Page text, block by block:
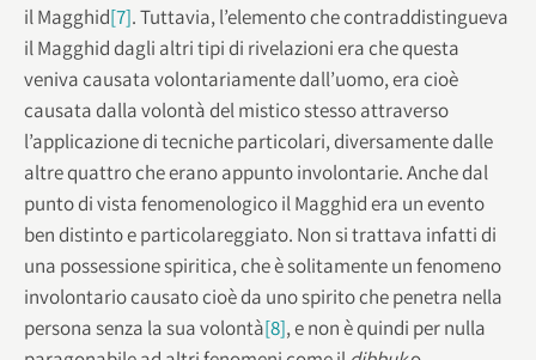
il Magghid[7]. Tuttavia, l’elemento che contraddistingueva
il Magghid dagli altri tipi di rivelazioni era che questa
veniva causata volontariamente dall’uomo, era cioè
causata dalla volontà del mistico stesso attraverso
l’applicazione di tecniche particolari, diversamente dalle
altre quattro che erano appunto involontarie. Anche dal
punto di vista fenomenologico il Magghid era un evento
ben distinto e particolareggiato. Non si trattava infatti di
una possessione spiritica, che è solitamente un fenomeno
involontario causato cioè da uno spirito che penetra nella
persona senza la sua volontà[8], e non è quindi per nulla